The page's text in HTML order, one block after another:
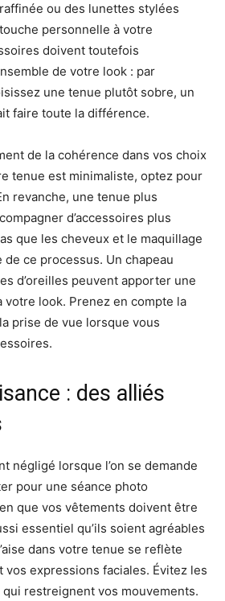
ou des lunettes stylées
personnelle à votre
doivent toutefois
de votre look : par
une tenue plutôt sobre, un
faire toute la différence.
de la cohérence dans vos choix
tenue est minimaliste, optez pour
revanche, une tenue plus
d’accessoires plus
que les cheveux et le maquillage
ce processus. Un chapeau
d’oreilles peuvent apporter une
look. Prenez en compte la
prise de vue lorsque vous
: des alliés
négligé lorsque l’on se demande
pour une séance photo
que vos vêtements doivent être
essentiel qu’ils soient agréables
dans votre tenue se reflète
expressions faciales. Évitez les
restreignent vos mouvements.